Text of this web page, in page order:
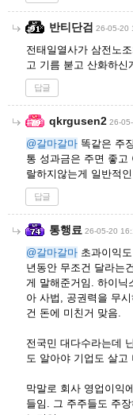
반티단검 26-05-20
전태일열사가 삼전노
고 기름 붇고 산화하신
답글
qkrgusen2 26-
@갈마갈마 똑같은 주
통 성과금은 주면 좋고
랄하지않는게 일반적
답글
통행료 26-05-20
@갈마갈마 초과이익
년동안 무조건 달라는
게 말해준거임. 하이닉
아 사법, 공권력을 무
건 돈에 미친거 맞음.
전국민 대다수라는데
도 알아야 기업도 살고
막말로 회사 영업이익
들임. 그 주주들도 주